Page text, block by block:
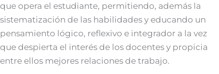
que opera el estudiante, permitiendo, además la
sistematización de las habilidades y educando un
pensamiento lógico, reflexivo e integrador a la vez
que despierta el interés de los docentes y propicia
entre ellos mejores relaciones de trabajo.